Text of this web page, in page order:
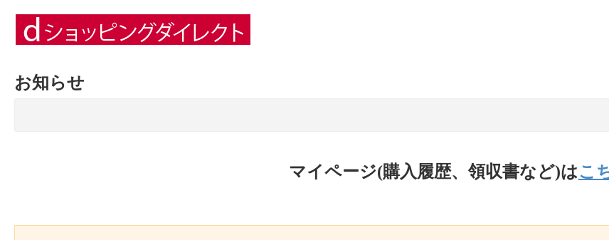
お知らせ
マイページ(購入履歴、領収書など)はこ